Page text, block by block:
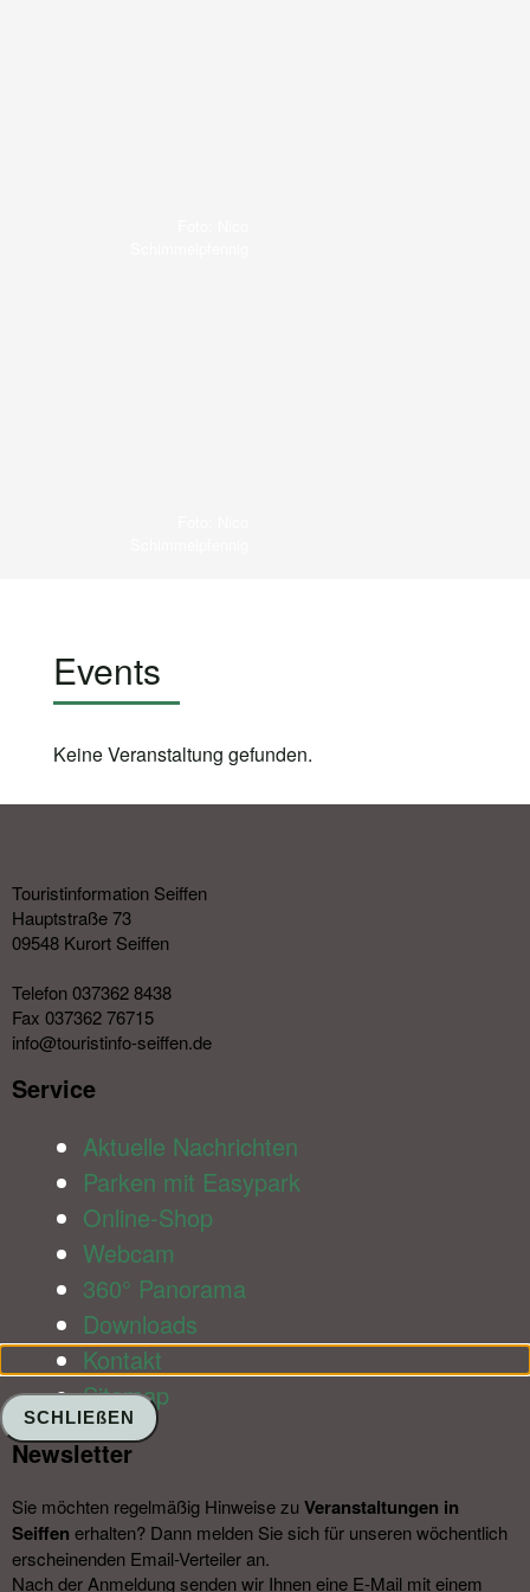
Events
Keine Veranstaltung gefunden.
Touristinformation Seiffen
Hauptstraße 73
09548 Kurort Seiffen
Telefon 037362 8438
Fax 037362 76715
info@touristinfo-seiffen.de
Service​
Aktuelle Nachrichten
Parken mit Easypark
Online-Shop
Webcam
360° Panorama
Downloads
Kontakt
Sitemap
Newsletter​
Sie möchten regelmäßig Hinweise zu Veranstal­tungen in
Seiffen erhalten? Dann melden Sie sich für unseren wöchentlich
erscheinenden Email-Verteiler an.
Nach der Anmeldung senden wir Ihnen eine E-Mail mit einem
SCHLIEßEN